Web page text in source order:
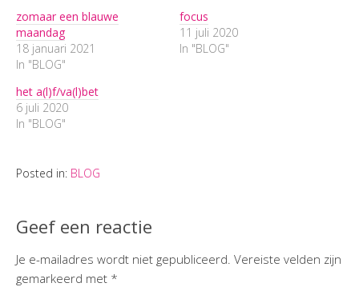
zomaar een blauwe
maandag
18 januari 2021
In "BLOG"
focus
11 juli 2020
In "BLOG"
het a(l)f/va(l)bet
6 juli 2020
In "BLOG"
Posted in: BLOG
Geef een reactie
Je e-mailadres wordt niet gepubliceerd. Vereiste velden zijn
gemarkeerd met *